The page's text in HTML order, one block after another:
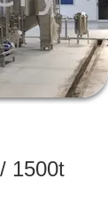
أشرطة
فيديو
عرض
الافتراضي